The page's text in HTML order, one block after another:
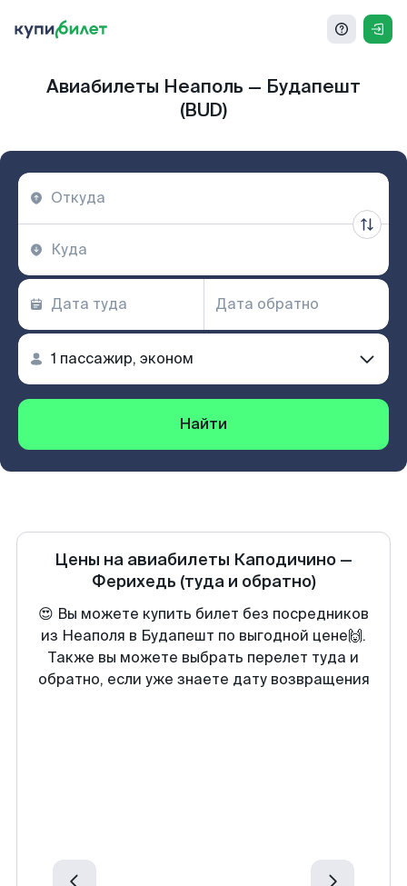
Авиабилеты Неаполь — Будапешт
(BUD)
Найти
Цены на авиабилеты Каподичино —
Ферихедь (туда и обратно)
😍 Вы можете купить билет без посредников
из Неаполя в Будапешт по выгодной цене🙌.
Также вы можете выбрать перелет туда и
обратно, если уже знаете дату возвращения